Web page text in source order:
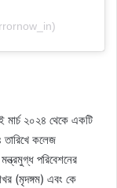
মার্চ ২০২৪ থেকে একটি
তারিখে কলেজ
পরিবেশনের
(মৃদঙ্গম) এবং কে